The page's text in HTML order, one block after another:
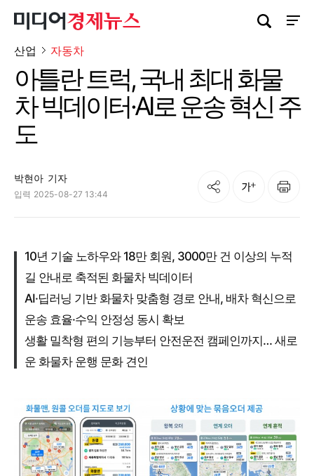
사이
검색창 열기
산업 자동차
아틀란 트럭, 국내 최대 화물
차 빅데이터·AI로 운송 혁신 주
도
박현아 기자
입력 2025-08-27 13:44
공유 글자크기 인쇄
10년 기술 노하우와 18만 회원, 3000만 건 이상의 누적
길 안내로 축적된 화물차 빅데이터
AI·딥러닝 기반 화물차 맞춤형 경로 안내, 배차 혁신으로
운송 효율·수익 안정성 동시 확보
생활 밀착형 편의 기능부터 안전운전 캠페인까지… 새로
운 화물차 운행 문화 견인